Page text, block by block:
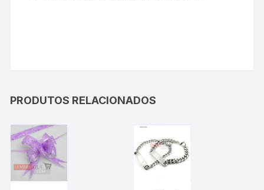
PRODUTOS RELACIONADOS